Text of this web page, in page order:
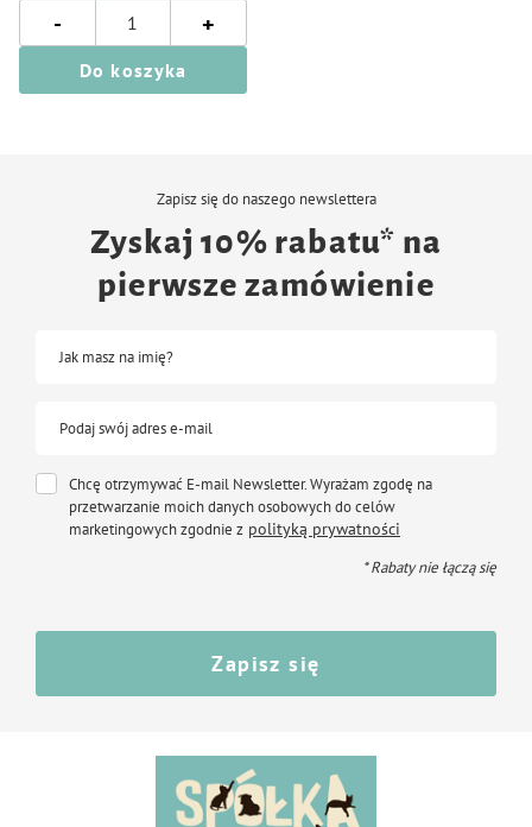
- +
Do koszyka
Zapisz się do naszego newslettera
Zyskaj 10% rabatu* na
pierwsze zamówienie
Jak masz na imię?
Podaj swój adres e-mail
Chcę otrzymywać E-mail Newsletter. Wyrażam zgodę na
przetwarzanie moich danych osobowych do celów
marketingowych zgodnie z polityką prywatności
* Rabaty nie łączą się
Zapisz się